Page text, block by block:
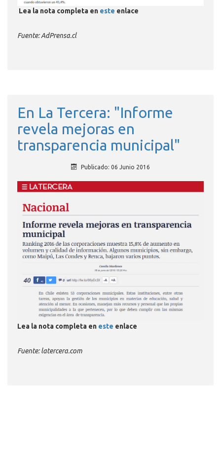
Lea la nota completa en este enlace
Fuente: AdPrensa.cl
En La Tercera: "Informe
revela mejoras en
transparencia municipal"
Publicado: 06 Junio 2016
Lea la nota completa en este enlace
Fuente: latercera.com